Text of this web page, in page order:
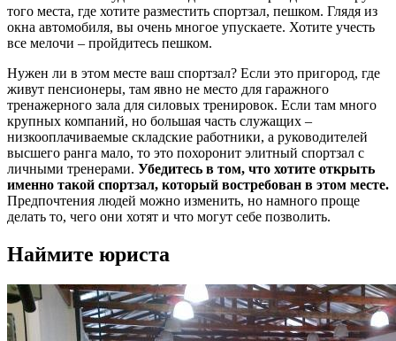
того места, где хотите разместить спортзал, пешком. Глядя из
окна автомобиля, вы очень многое упускаете. Хотите учесть
все мелочи – пройдитесь пешком.
Нужен ли в этом месте ваш спортзал? Если это пригород, где
живут пенсионеры, там явно не место для гаражного
тренажерного зала для силовых тренировок. Если там много
крупных компаний, но большая часть служащих –
низкооплачиваемые складские работники, а руководителей
высшего ранга мало, то это похоронит элитный спортзал с
личными тренерами. Убедитесь в том, что хотите открыть
именно такой спортзал, который востребован в этом месте.
Предпочтения людей можно изменить, но намного проще
делать то, чего они хотят и что могут себе позволить.
Наймите юриста